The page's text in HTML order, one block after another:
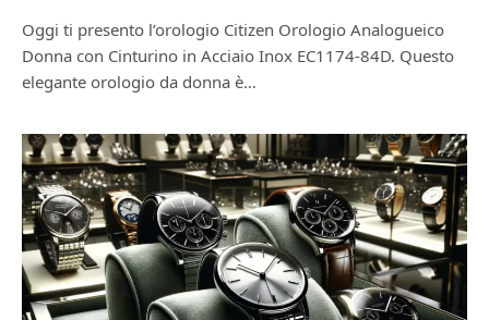
Oggi ti presento l’orologio Citizen Orologio Analogueico
Donna con Cinturino in Acciaio Inox EC1174-84D. Questo
elegante orologio da donna è…